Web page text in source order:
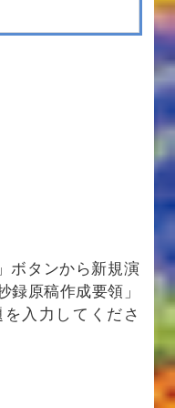
」ボタンから新規演
録原稿作成要領」
入力してくださ